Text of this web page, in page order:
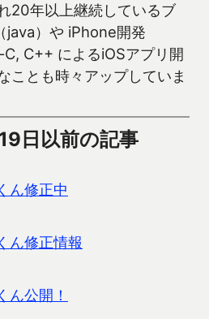
20年以上継続しているブ
java）や iPhone開発
C++ によるiOSアプリ開
ことも時々アップしていま
日以前の記事
ん修正中
ん修正情報
ん公開！